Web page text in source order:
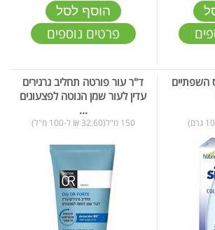
הוסף לסל
פרטים נוספים
השפתיים
ד"ר עור פורטה תחליב גרגירים
עדין לעור שמן הנוטה לפצעונים
...
150 מ"ל(32.60 ₪ ל-100 מ"ל)